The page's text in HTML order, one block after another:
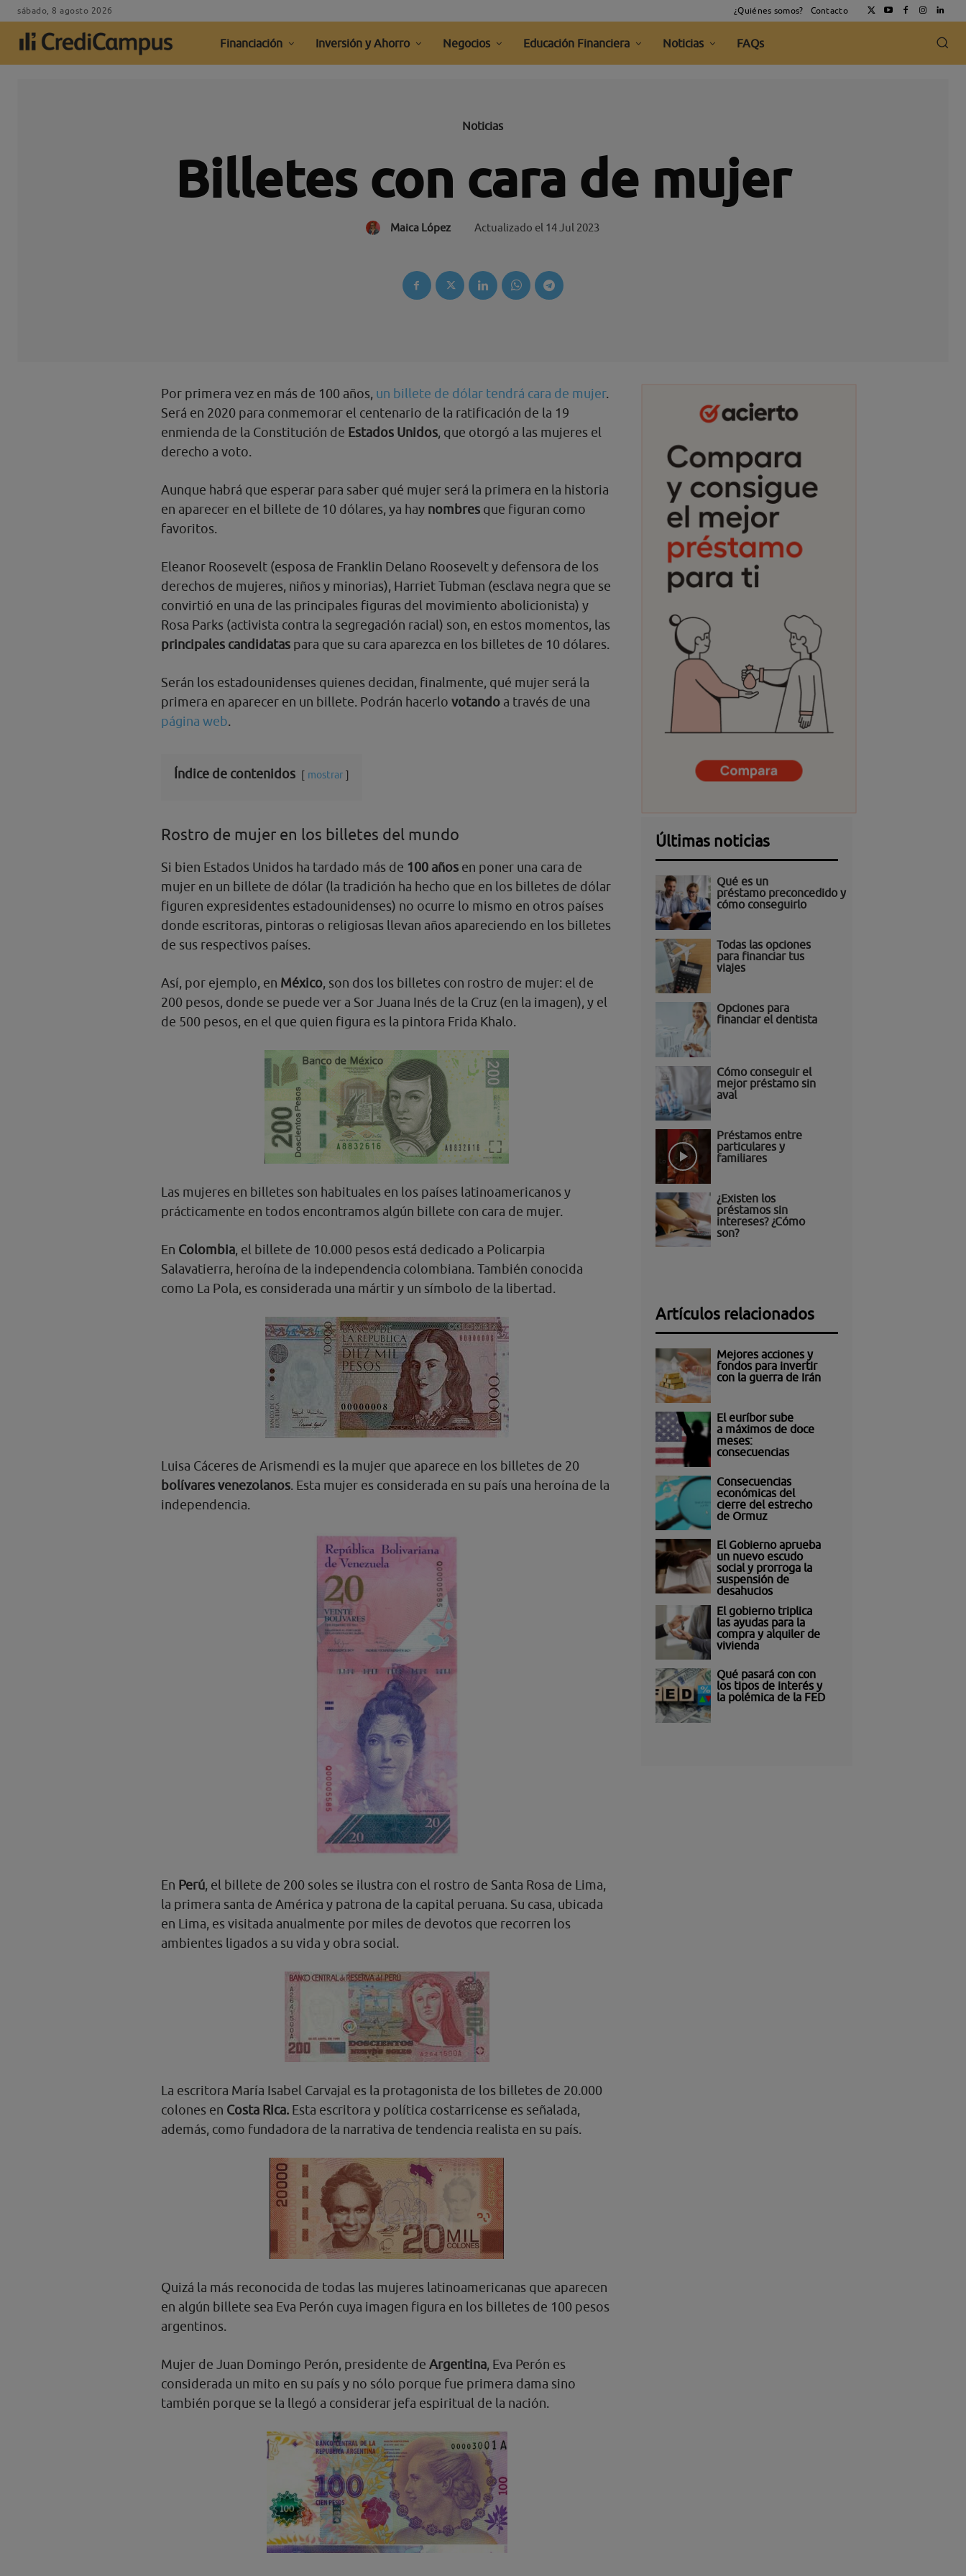
sábado, 8 agosto 2026 ¿Quiénes somos? Contacto
Financiación Inversión y Ahorro Negocios Educación Financiera Noticias FAQs
Noticias
Billetes con cara de mujer
Maica López Actualizado el 14 Jul 2023
Por primera vez en más de 100 años, un billete de dólar tendrá cara de mujer.
Será en 2020 para conmemorar el centenario de la ratificación de la 19
enmienda de la Constitución de Estados Unidos, que otorgó a las mujeres el
derecho a voto.
Aunque habrá que esperar para saber qué mujer será la primera en la historia
en aparecer en el billete de 10 dólares, ya hay nombres que figuran como
favoritos.
Eleanor Roosevelt (esposa de Franklin Delano Roosevelt y defensora de los
derechos de mujeres, niños y minorias), Harriet Tubman (esclava negra que se
convirtió en una de las principales figuras del movimiento abolicionista) y
Rosa Parks (activista contra la segregación racial) son, en estos momentos, las
principales candidatas para que su cara aparezca en los billetes de 10 dólares.
Serán los estadounidenses quienes decidan, finalmente, qué mujer será la
primera en aparecer en un billete. Podrán hacerlovotando a través de una
página web.
Índice de contenidos mostrar
Rostro de mujer en los billetes del mundo
Si bien Estados Unidos ha tardado más de 100 años en poner una cara de
mujer en un billete de dólar (la tradición ha hecho que en los billetes de dólar
figuren expresidentes estadounidenses) no ocurre lo mismo en otros países
donde escritoras, pintoras o religiosas llevan años apareciendo en los billetes
de sus respectivos países.
Así, por ejemplo, en México, son dos los billetes con rostro de mujer: el de
200 pesos, donde se puede ver a Sor Juana Inés de la Cruz (en la imagen), y el
de 500 pesos, en el que quien figura es la pintora Frida Khalo.
Las mujeres en billetes son habituales en los países latinoamericanos y
prácticamente en todos encontramos algún billete con cara de mujer.
En Colombia, el billete de 10.000 pesos está dedicado a Policarpia
Salavatierra, heroína de la independencia colombiana. También conocida
como La Pola, es considerada una mártir y un símbolo de la libertad.
Luisa Cáceres de Arismendi es la mujer que aparece en los billetes de 20
bolívares venezolanos. Esta mujer es considerada en su país una heroína de la
independencia.
En Perú, el billete de 200 soles se ilustra con el rostro de Santa Rosa de Lima,
la primera santa de América y patrona de la capital peruana. Su casa, ubicada
en Lima, es visitada anualmente por miles de devotos que recorren los
ambientes ligados a su vida y obra social.
La escritora María Isabel Carvajal es la protagonista de los billetes de 20.000
colones en Costa Rica. Esta escritora y política costarricense es señalada,
además, como fundadora de la narrativa de tendencia realista en su país.
Quizá la más reconocida de todas las mujeres latinoamericanas que aparecen
en algún billete sea Eva Perón cuya imagen figura en los billetes de 100 pesos
argentinos.
Mujer de Juan Domingo Perón, presidente deArgentina, Eva Perón es
considerada un mito en su país y no sólo porque fue primera dama sino
también porque se la llegó a considerar jefa espiritual de la nación.
Últimas noticias
Qué es un
préstamo preconcedido y
cómo conseguirlo
Todas las opciones
para financiar tus
viajes
Opciones para
financiar el dentista
Cómo conseguir el
mejor préstamo sin
aval
Préstamos entre
particulares y
familiares
¿Existen los
préstamos sin
intereses? ¿Cómo
son?
Artículos relacionados
Mejores acciones y
fondos para invertir
con la guerra de Irán
El euríbor sube
a máximos de doce
meses:
consecuencias
Consecuencias
económicas del
cierre del estrecho
de Ormuz
El Gobierno aprueba
un nuevo escudo
social y prorroga la
suspensión de
desahucios
El gobierno triplica
las ayudas para la
compra y alquiler de
vivienda
Qué pasará con con
los tipos de interés y
la polémica de la FED